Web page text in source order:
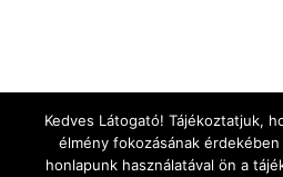
Kedves Látogató! Tájékoztatjuk,
élmény fokozásának
honlapunk használatával ön a